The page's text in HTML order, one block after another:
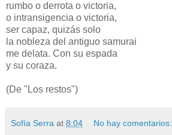
rumbo o derrota o victoria,
o intransigencia o victoria,
ser capaz, quizás solo
la nobleza del antiguo samurai
me delata. Con su espada
y su coraza.
(De "Los restos")
Sofía Serra at 8:04 No hay comentarios: